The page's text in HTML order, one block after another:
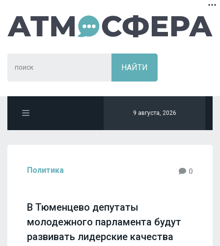
9 августа, 2026
Политика 0
В Тюменцево депутаты
молодежного парламента будут
развивать лидерские качества